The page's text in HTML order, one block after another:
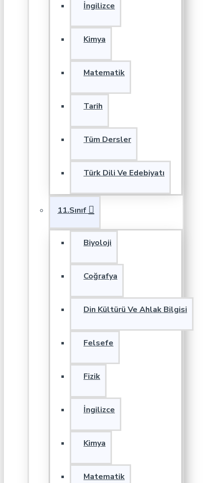
İngilizce
Kimya
Matematik
Tarih
Tüm Dersler
Türk Dili Ve Edebiyatı
11.Sınıf
Biyoloji
Coğrafya
Din Kültürü Ve Ahlak Bilgisi
Felsefe
Fizik
İngilizce
Kimya
Matematik